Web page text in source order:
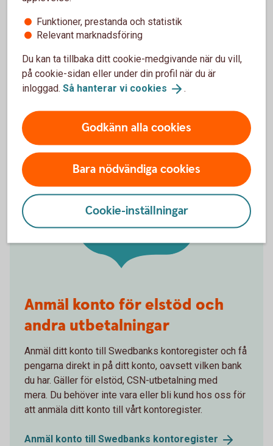
Därför ställer banken frågor när du blir kund
Vill du anmäla
konto?
Anmäl konto för elstöd och
andra utbetalningar
Anmäl ditt konto till Swedbanks kontoregister och få
pengarna direkt in på ditt konto, oavsett vilken bank
du har. Gäller för elstöd, CSN-utbetalning med
mera. Du behöver inte vara eller bli kund hos oss för
att anmäla ditt konto till vårt kontoregister.
Anmäl konto till Swedbanks kontoregister
Funktioner, prestanda och statistik
Relevant marknadsföring
Du kan ta tillbaka ditt cookie-medgivande när du vill,
på cookie-sidan eller under din profil när du är
inloggad. Så hanterar vi cookies .
Godkänn alla cookies
Bara nödvändiga cookies
Cookie-inställningar